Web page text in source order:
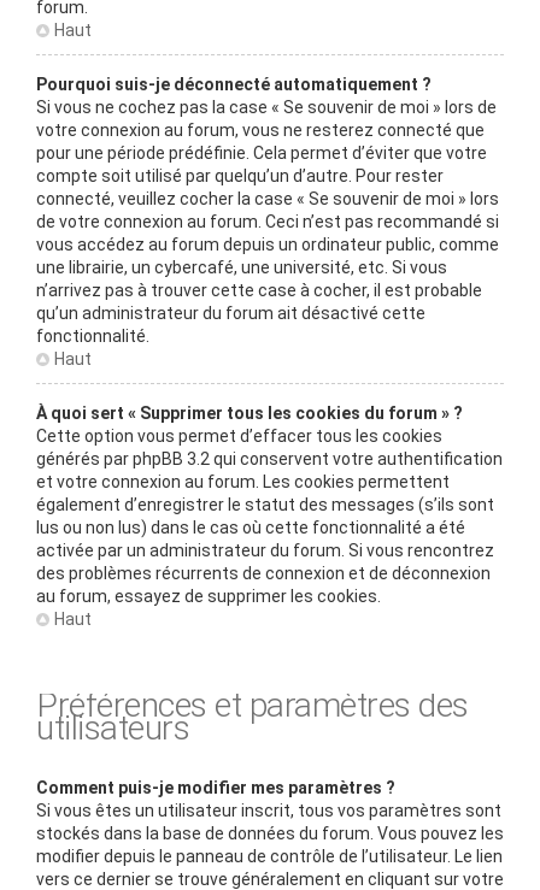
forum.
Haut
Pourquoi suis-je déconnecté automatiquement ?
Si vous ne cochez pas la case « Se souvenir de moi » lors de
votre connexion au forum, vous ne resterez connecté que
pour une période prédéfinie. Cela permet d’éviter que votre
compte soit utilisé par quelqu’un d’autre. Pour rester
connecté, veuillez cocher la case « Se souvenir de moi » lors
de votre connexion au forum. Ceci n’est pas recommandé si
vous accédez au forum depuis un ordinateur public, comme
une librairie, un cybercafé, une université, etc. Si vous
n’arrivez pas à trouver cette case à cocher, il est probable
qu’un administrateur du forum ait désactivé cette
fonctionnalité.
Haut
À quoi sert « Supprimer tous les cookies du forum » ?
Cette option vous permet d’effacer tous les cookies
générés par phpBB 3.2 qui conservent votre authentification
et votre connexion au forum. Les cookies permettent
également d’enregistrer le statut des messages (s’ils sont
lus ou non lus) dans le cas où cette fonctionnalité a été
activée par un administrateur du forum. Si vous rencontrez
des problèmes récurrents de connexion et de déconnexion
au forum, essayez de supprimer les cookies.
Haut
Préférences et paramètres des
utilisateurs
Comment puis-je modifier mes paramètres ?
Si vous êtes un utilisateur inscrit, tous vos paramètres sont
stockés dans la base de données du forum. Vous pouvez les
modifier depuis le panneau de contrôle de l’utilisateur. Le lien
vers ce dernier se trouve généralement en cliquant sur votre